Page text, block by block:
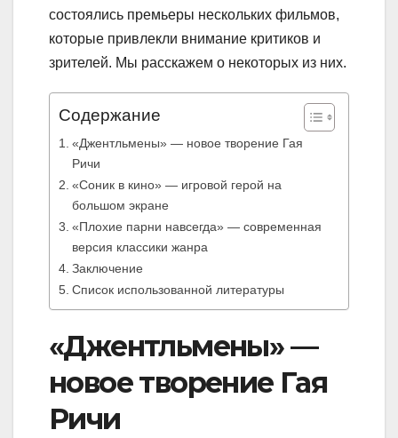
состоялись премьеры нескольких фильмов,
которые привлекли внимание критиков и
зрителей. Мы расскажем о некоторых из них.
Содержание
«Джентльмены» — новое творение Гая
Ричи
«Соник в кино» — игровой герой на
большом экране
«Плохие парни навсегда» — современная
версия классики жанра
Заключение
Список использованной литературы
«Джентльмены» —
новое творение Гая
Ричи